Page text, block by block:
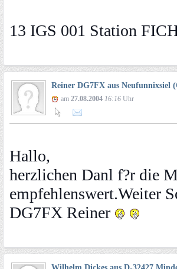
13 IGS 001 Station
Reiner DG7FX aus Neufunnixsiel
am 27.08.2004 16:16 Uhr
Hallo,
herzlichen Danl f?r die
empfehlenswert.Weiter
DG7FX Reiner